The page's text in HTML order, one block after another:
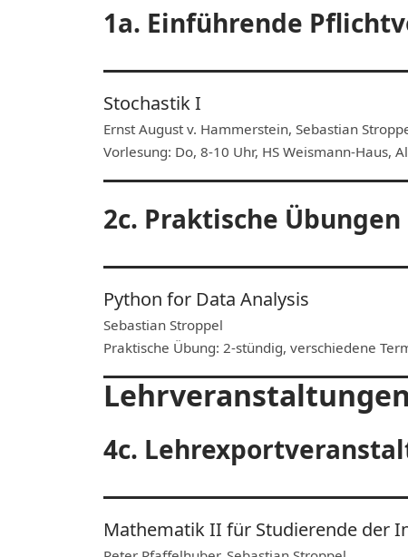
1a. Einführende
Stochastik I
Ernst August v. Hammerstein, Sebastian
Vorlesung: Do, 8-10 Uhr, HS Weismann-Haus,
2c. Praktische Übungen
Python for Data Analysis
Sebastian Stroppel
Praktische Übung: 2-stündig, verschiedene
4c.
Mathematik II für Studierende der